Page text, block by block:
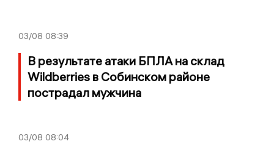
03/08 08:39
В результате атаки БПЛА на склад
Wildberries в Собинском районе
пострадал мужчина
03/08 08:04